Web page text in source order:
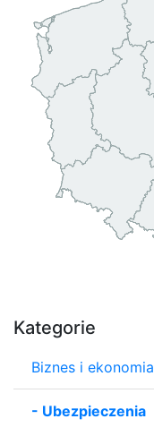
Kategorie
Biznes i ekonomia
- Ubezpieczenia